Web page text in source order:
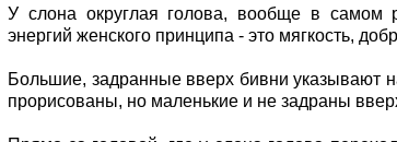
У слона округлая голова, вообще в самом
энергий женского принципа - это мягкость,
Большие, задранные вверх бивни указывают
прорисованы, но маленькие и не задраны